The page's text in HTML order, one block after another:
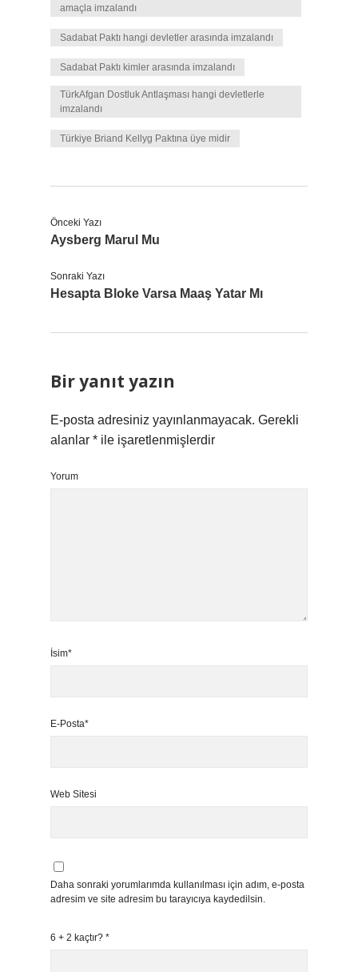
amaçla imzalandı
Sadabat Paktı hangi devletler arasında imzalandı
Sadabat Paktı kimler arasında imzalandı
TürkAfgan Dostluk Antlaşması hangi devletlerle
imzalandı
Türkiye Briand Kellyg Paktına üye midir
Önceki Yazı
Aysberg Marul Mu
Sonraki Yazı
Hesapta Bloke Varsa Maaş Yatar Mı
Bir yanıt yazın
E-posta adresiniz yayınlanmayacak. Gerekli
alanlar * ile işaretlenmişlerdir
Yorum
İsim*
E-Posta*
Web Sitesi
Daha sonraki yorumlarımda kullanılması için adım, e-posta
adresim ve site adresim bu tarayıcıya kaydedilsin.
6 + 2 kaçtır? *